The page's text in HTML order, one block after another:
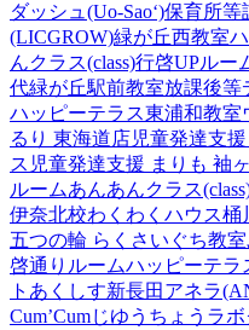
ダッシュ(Uo-Sao‘)保育所等
(LICGROW)緑が丘西教室
んクラス(class)行啓UPルー
代緑が丘駅前教室放課後等
ハッピーテラス東浦和教室
るり 東海道店児童発達支
ス 児童発達支援 まりも 袖
ルームあんあんクラス
伊奈北校わくわくハウス桶
五つの輪 らくさいぐち教室
啓通りルームハッピーテラ
トあくしす新長田 アネラ
Cum’Cumじゆうちょうラボ